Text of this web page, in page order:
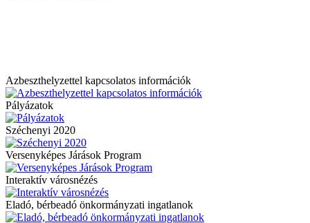
Azbeszthelyzettel kapcsolatos információk
Pályázatok
Széchenyi 2020
Versenyképes Járások Program
Interaktív városnézés
Eladó, bérbeadó önkormányzati ingatlanok